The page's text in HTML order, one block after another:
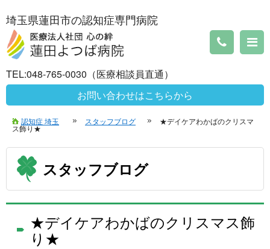
埼玉県蓮田市の認知症専門病院
TEL:048-765-0030（医療相談員直通）
お問い合わせはこちらから
認知症 埼玉 スタッフブログ ★デイケアわかばのクリスマ
ス飾り★
スタッフブログ
★デイケアわかばのクリスマス飾
り★